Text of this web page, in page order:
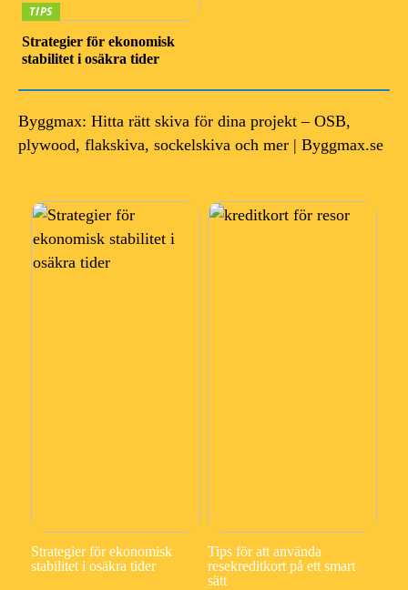
TIPS
Strategier för ekonomisk
stabilitet i osäkra tider
Byggmax: Hitta rätt skiva för dina projekt – OSB,
plywood, flakskiva, sockelskiva och mer | Byggmax.se
Strategier för ekonomisk
stabilitet i osäkra tider
Tips för att använda
resekreditkort på ett smart
sätt